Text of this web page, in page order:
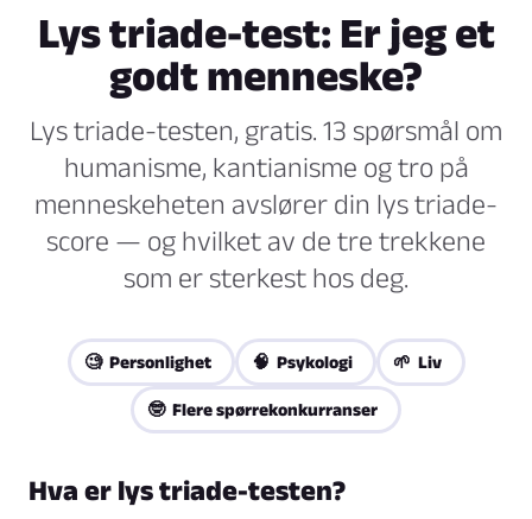
Lys triade-test: Er jeg et
godt menneske?
Lys triade-testen, gratis. 13 spørsmål om
humanisme, kantianisme og tro på
menneskeheten avslører din lys triade-
score — og hvilket av de tre trekkene
som er sterkest hos deg.
🧐 Personlighet 🧠 Psykologi 🌱 Liv
🤓 Flere spørrekonkurranser
Hva er lys triade-testen?